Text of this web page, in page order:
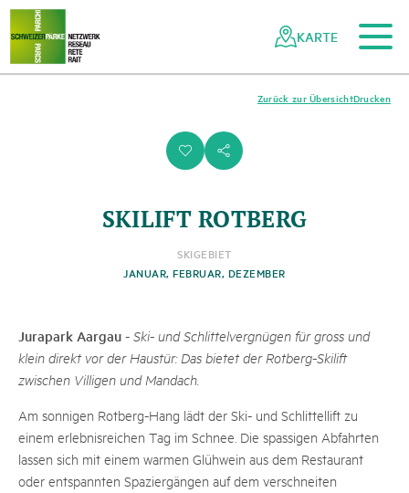
Navigieren
Netzwerk
Schweizer
Schnellnavigation
Zum Hauptinhalt
Zur mobilen Navigation
Zur Suche
Zum Fussbereich
Zur Sitemap
KARTE
i s
Drucken
Zurück zur Übersicht
SKILIFT ROTBERG
SKIGEBIET
JANUAR, FEBRUAR, DEZEMBER
Jurapark Aargau - Ski- und Schlittelvergnügen für gross und
klein direkt vor der Haustür: Das bietet der Rotberg-Skilift
zwischen Villigen und Mandach.
Am sonnigen Rotberg-Hang lädt der Ski- und Schlittellift zu
einem erlebnisreichen Tag im Schnee. Die spassigen Abfahrten
lassen sich mit einem warmen Glühwein aus dem Restaurant
oder entspannten Spaziergängen auf dem verschneiten